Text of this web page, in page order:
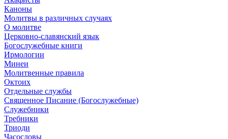
Каноны
Молитвы в различных случаях
О молитве
Церковно-славянский язык
Богослужебные книги
Ирмологии
Минеи
Молитвенные правила
Октоих
Отдельные службы
Священное Писание (Богослужебные)
Служебники
Требники
Триоди
Часословы